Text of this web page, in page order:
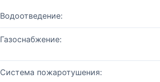
Водоотведение:
Газоснабжение:
Система пожаротушения: